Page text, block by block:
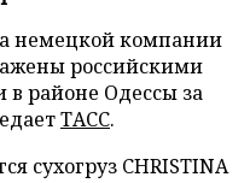
немецкой компании
российскими
районе Одессы за
ТАСС.
сухогруз CHRISTINA